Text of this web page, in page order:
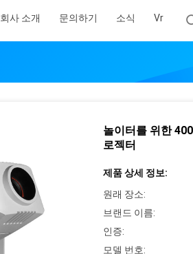
회사 소개 문의하기 소식 Vr
놀이터를 위한
로젝터
제품 상세 정보:
원래 장소:
브랜드 이름:
인증:
모델 번호: